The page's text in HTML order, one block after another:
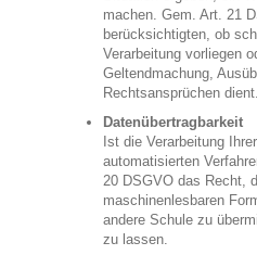
machen. Gem. Art. 21
berücksichtigten, ob
Verarbeitung vorliegen
Geltendmachung,
Rechtsansprüchen dient.
Datenübertragbarkeit
Ist die Verarbeitung
automatisierten
20 DSGVO das Recht,
maschinenlesbaren
andere Schule zu
zu lassen.